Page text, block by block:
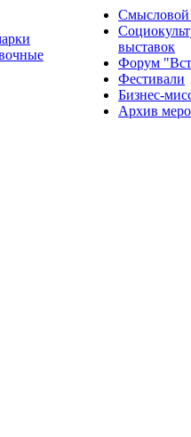
Смысловой
выставок
Форум
Фестивали
Бизнес-
Архив